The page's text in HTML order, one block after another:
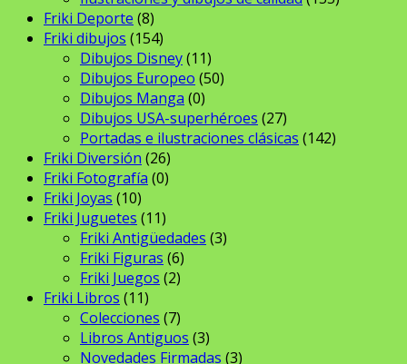
Friki Deporte (8)
Friki dibujos (154)
Dibujos Disney(11)
Dibujos Europeo (50)
Dibujos Manga (0)
Dibujos USA-superhéroes (27)
Portadas e ilustraciones clásicas (142)
Friki Diversión (26)
Friki Fotografía (0)
Friki Joyas (10)
Friki Juguetes (11)
Friki Antigüedades (3)
Friki Figuras (6)
Friki Juegos (2)
Friki Libros (11)
Colecciones (7)
Libros Antiguos (3)
Novedades Firmadas (3)